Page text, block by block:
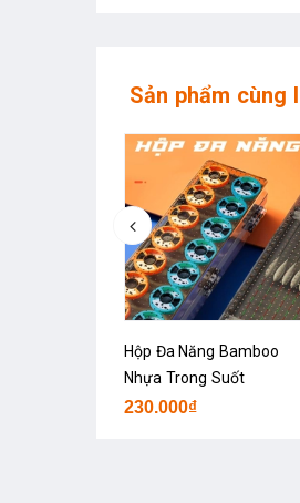
Sản phẩm cùng
Hộp Đa Năng Bamboo
Nhựa Trong Suốt
230.000₫